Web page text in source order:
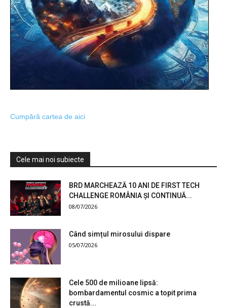
Cumpără cartea de aici
Cele mai noi subiecte
BRD MARCHEAZĂ 10 ANI DE FIRST TECH
CHALLENGE ROMÂNIA ȘI CONTINUĂ...
08/07/2026
Când simțul mirosului dispare
05/07/2026
Cele 500 de milioane lipsă:
bombardamentul cosmic a topit prima
crustă...